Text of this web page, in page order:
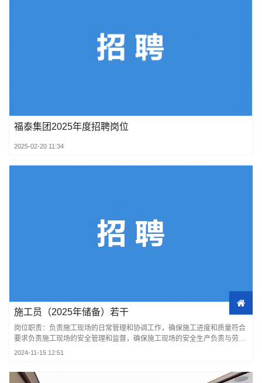
福泰集团2025年度招聘岗位
2025-02-20 11:34
施工员（2025年储备）若干
岗位职责：负责施工现场的日常管理和协调工作，确保施工进度和质量符合
要求负责施工现场的安全管理和监督，确保施工现场的安全生产负责与劳务
施工队协调，确保施工进度负责土建施工现场的质量控制和验收，确保施工
工员相关工作经验，熟悉施工流程和施
2024-11-15 12:51